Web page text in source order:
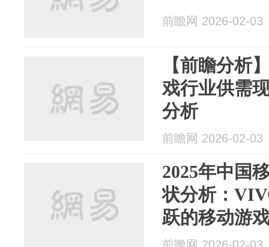
前瞻网 2026-02-03
【前瞻分析
戏行业供需
分析
前瞻网 2026-02-03
2025年中国
状分析：
跃的移动游